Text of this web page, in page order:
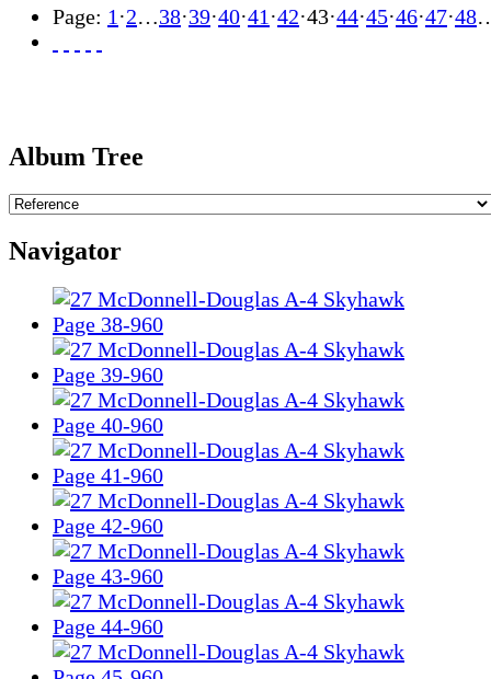
Page: 1 ·2…38·39·40·41 ·42·43·44·45·46·47·48
Album Tree
Navigator